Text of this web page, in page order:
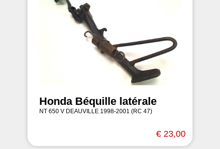
Honda Béquille latérale
NT 650 V DEAUVILLE 1998-2001 (RC 47)
€ 23,00